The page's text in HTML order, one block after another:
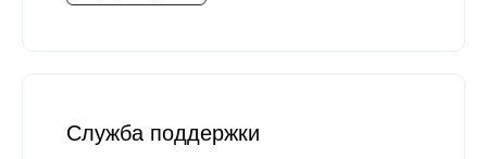
Служба поддержки